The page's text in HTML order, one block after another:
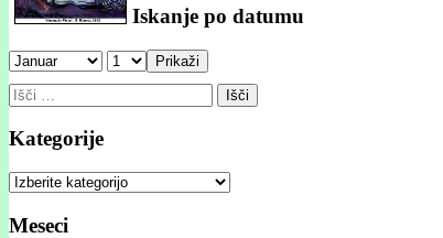
Iskanje po datumu
Prikaži
Išči:
Kategorije
Kategorije
Meseci